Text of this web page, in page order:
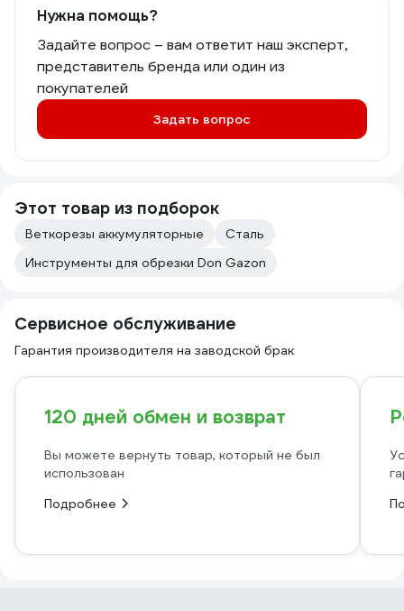
Нужна помощь?
Задайте вопрос – вам ответит наш эксперт,
представитель бренда или один из
покупателей
Задать вопрос
Этот товар из подборок
Веткорезы аккумуляторные
Сталь
Инструменты для обрезки Don Gazon
Сервисное обслуживание
Гарантия производителя на заводской брак
120 дней обмен и возврат
Вы можете вернуть товар, который не был
использован
Подробнее